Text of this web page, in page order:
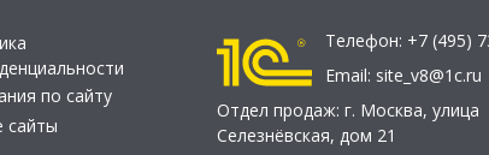
по сайту
сайты
Телефон: +7 (495)
Email: site_v8@1c.ru
Отдел продаж: г. Москва, улица
Селезнёвская, дом 21